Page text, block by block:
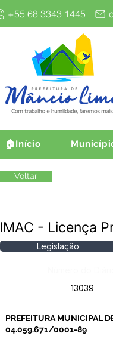
+55 68 3343 1445
🏠Início
Voltar
IMAC - Licença
Legislação
13039
PREFEITURA MUNICIPAL
04.059.671/0001-89